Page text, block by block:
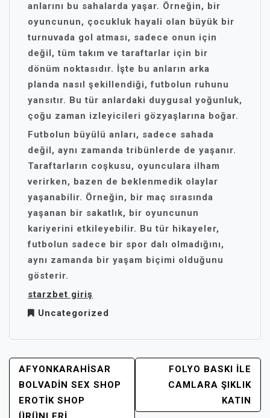
anlarını bu sahalarda yaşar. Örneğin, bir
oyuncunun, çocukluk hayali olan büyük bir
turnuvada gol atması, sadece onun için
değil, tüm takım ve taraftarlar için bir
dönüm noktasıdır. İşte bu anların arka
planda nasıl şekillendiği, futbolun ruhunu
yansıtır. Bu tür anlardaki duygusal yoğunluk,
çoğu zaman izleyicileri gözyaşlarına boğar.
Futbolun büyülü anları, sadece sahada
değil, aynı zamanda tribünlerde de yaşanır.
Taraftarların coşkusu, oyunculara ilham
verirken, bazen de beklenmedik olaylar
yaşanabilir. Örneğin, bir maç sırasında
yaşanan bir sakatlık, bir oyuncunun
kariyerini etkileyebilir. Bu tür hikayeler,
futbolun sadece bir spor dalı olmadığını,
aynı zamanda bir yaşam biçimi olduğunu
gösterir.
starzbet giriş
Uncategorized
YAZI
GEZINMESI
AFYONKARAHISAR
BOLVADIN SEX SHOP
EROTIK SHOP
FOLYO BASKI ILE
CAMLARA ŞIKLIK
KATIN